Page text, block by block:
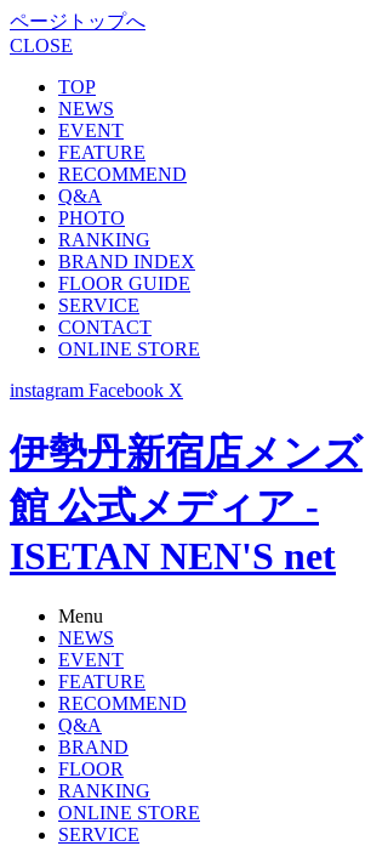
ページトップへ
CLOSE
TOP
NEWS
EVENT
FEATURE
RECOMMEND
Q&A
PHOTO
RANKING
BRAND INDEX
FLOOR GUIDE
SERVICE
CONTACT
ONLINE STORE
instagram Facebook X
伊勢丹新宿店メンズ
館 公式メディア -
ISETAN NEN'S net
Menu
NEWS
EVENT
FEATURE
RECOMMEND
Q&A
BRAND
FLOOR
RANKING
ONLINE STORE
SERVICE